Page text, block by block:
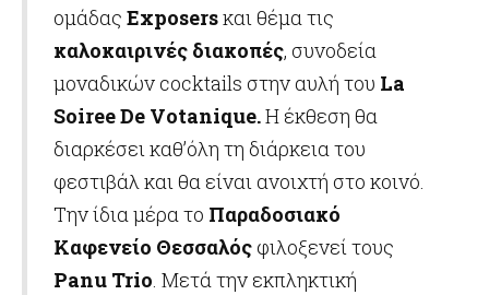
ομάδας Exposersκαι θέμα τις
καλοκαιρινές διακοπές, συνοδεία
μοναδικών cocktails στην αυλή του La
SoireeDe Votanique.Η έκθεση θα
διαρκέσει καθ’όλη τη διάρκεια του
φεστιβάλ και θα είναι ανοιχτή στο κοινό.
Την ίδια μέρα το Παραδοσιακό
Καφενείο Θεσσαλός φιλοξενεί τους
Panu Trio. Μετά την εκπληκτική